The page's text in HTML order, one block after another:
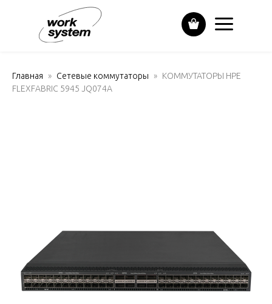
Главная Сетевые коммутаторы
КОММУТАТОРЫ HPE
FLEXFABRIC 5945 JQ074A